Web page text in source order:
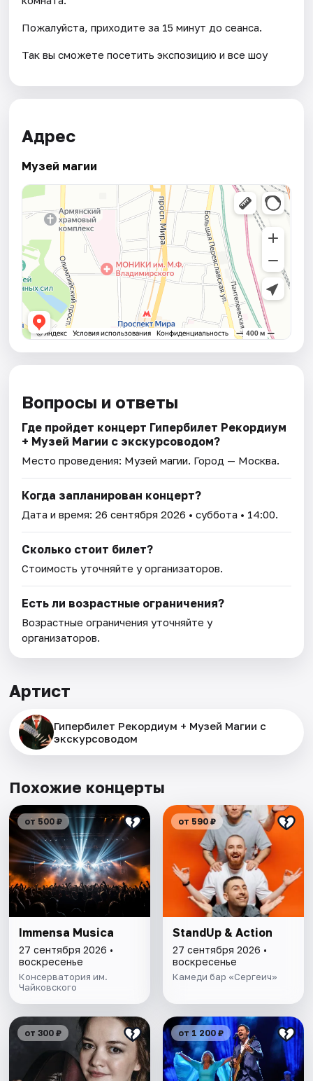
Пожалуйста, приходите за 15 минут до сеанса.
Так вы сможете посетить экспозицию и все шоу
Адрес
Музей магии
Вопросы и ответы
Где пройдет концерт Гипербилет Рекордиум
+ Музей Магии с экскурсоводом?
Место проведения: Музей магии. Город — Москва.
Когда запланирован концерт?
Дата и время:26 сентября 2026 • суббота • 14:00.
Сколько стоит билет?
Стоимость уточняйте у организаторов.
Есть ли возрастные ограничения?
Возрастные ограничения уточняйте у
организаторов.
Артист
Гипербилет Рекордиум + Музей Магии с
экскурсоводом
Похожие концерты
от 500 ₽
Immensa Musica
27 сентября 2026 •
воскресенье
Консерватория им.
Чайковского
от 590 ₽
StandUp & Action
27 сентября 2026 •
воскресенье
Камеди бар «Сергеич»
от 300 ₽ от 1 200 ₽